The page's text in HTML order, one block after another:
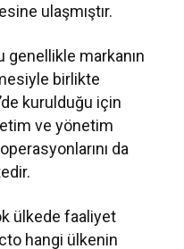
ulaşmıştır.
genellikle markanın
birlikte
kurulduğu için
ve yönetim
da
ülkede faaliyet
hangi ülkenin